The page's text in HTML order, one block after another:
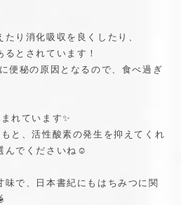
り消化吸収を良くしたり、
とされています！
便秘の原因となるので、食べ過ぎ
れています✨
と、活性酸素の発生を抑えてくれ
んでくださいね☺️
で、日本書紀にもはちみつに関